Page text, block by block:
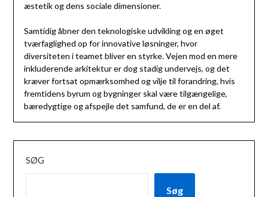
æstetik og dens sociale dimensioner.
Samtidig åbner den teknologiske udvikling og en øget
tværfaglighed op for innovative løsninger, hvor
diversiteten i teamet bliver en styrke. Vejen mod en mere
inkluderende arkitektur er dog stadig undervejs, og det
kræver fortsat opmærksomhed og vilje til forandring, hvis
fremtidens byrum og bygninger skal være tilgængelige,
bæredygtige og afspejle det samfund, de er en del af.
SØG
Søg